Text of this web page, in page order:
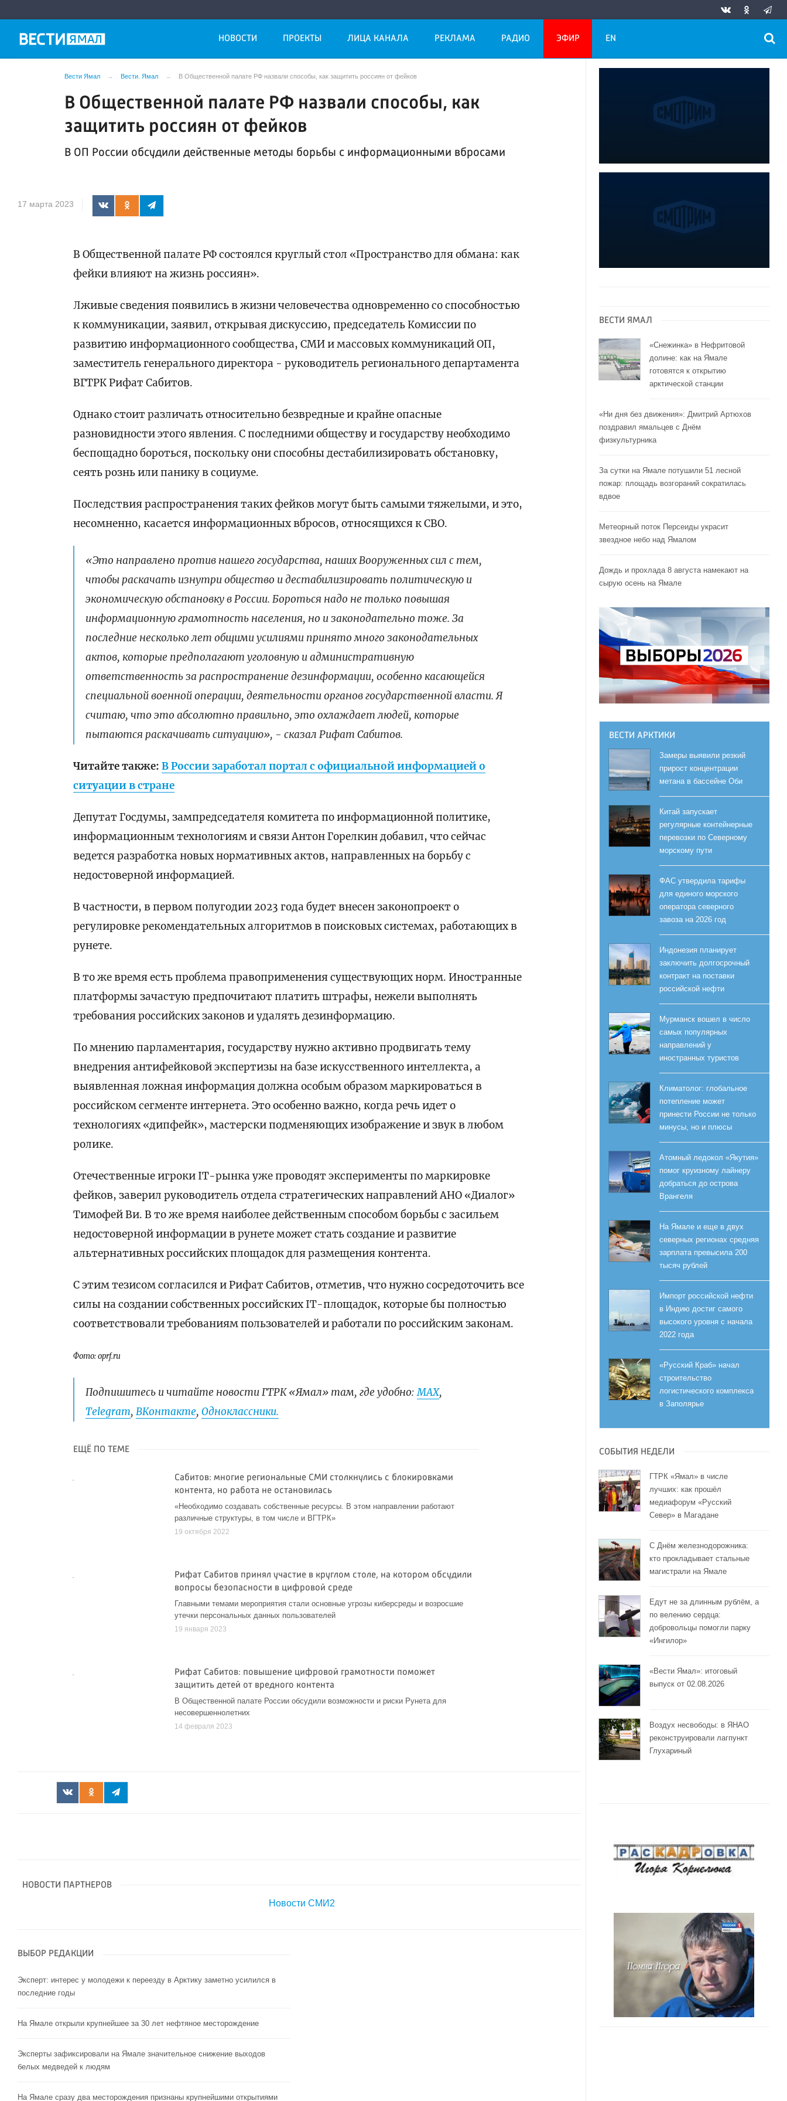
НОВОСТИ ПРОЕКТЫ ЛИЦА КАНАЛА РЕКЛАМА РАДИО ЭФИР EN
Вести Ямал Вести. Ямал В Общественной палате РФ назвали способы, как защитить россиян от фейков
В Общественной палате РФ назвали способы, как
защитить россиян от фейков
В ОП России обсудили действенные методы борьбы с информационными вбросами
17 марта 2023
В Общественной палате РФ состоялся круглый стол «Пространство для обмана: как
фейки влияют на жизнь россиян».
Лживые сведения появились в жизни человечества одновременно со способностью
к коммуникации, заявил, открывая дискуссию, председатель Комиссии по
развитию информационного сообщества, СМИ и массовых коммуникаций ОП,
заместитель генерального директора - руководитель регионального департамента
ВГТРК Рифат Сабитов.
Однако стоит различать относительно безвредные и крайне опасные
разновидности этого явления. С последними обществу и государству необходимо
беспощадно бороться, поскольку они способны дестабилизировать обстановку,
сеять рознь или панику в социуме.
Последствия распространения таких фейков могут быть самыми тяжелыми, и это,
несомненно, касается информационных вбросов, относящихся к СВО.
«Это направлено против нашего государства, наших Вооруженных сил с тем,
чтобы раскачать изнутри общество и дестабилизировать политическую и
экономическую обстановку в России. Бороться надо не только повышая
информационную грамотность населения, но и законодательно тоже. За
последние несколько лет общими усилиями принято много законодательных
актов, которые предполагают уголовную и административную
ответственность за распространение дезинформации, особенно касающейся
специальной военной операции, деятельности органов государственной власти. Я
считаю, что это абсолютно правильно, это охлаждает людей, которые
пытаются раскачивать ситуацию», - сказал Рифат Сабитов.
Читайте также:В России заработал портал с официальной информацией о
ситуации в стране
Депутат Госдумы, зампредседателя комитета по информационной политике,
информационным технологиям и связи Антон Горелкин добавил, что сейчас
ведется разработка новых нормативных актов, направленных на борьбу с
недостоверной информацией.
В частности, в первом полугодии 2023 года будет внесен законопроект о
регулировке рекомендательных алгоритмов в поисковых системах, работающих в
рунете.
В то же время есть проблема правоприменения существующих норм. Иностранные
платформы зачастую предпочитают платить штрафы, нежели выполнять
требования российских законов и удалять дезинформацию.
По мнению парламентария, государству нужно активно продвигать тему
внедрения антифейковой экспертизы на базе искусственного интеллекта, а
выявленная ложная информация должна особым образом маркироваться в
российском сегменте интернета. Это особенно важно, когда речь идет о
технологиях «дипфейк», мастерски подменяющих изображение и звук в любом
ролике.
Отечественные игроки IT-рынка уже проводят эксперименты по маркировке
фейков, заверил руководитель отдела стратегических направлений АНО «Диалог»
Тимофей Ви. В то же время наиболее действенным способом борьбы с засильем
недостоверной информации в рунете может стать создание и развитие
альтернативных российских площадок для размещения контента.
С этим тезисом согласился и Рифат Сабитов, отметив, что нужно сосредоточить все
силы на создании собственных российских IT-площадок, которые бы полностью
соответствовали требованиям пользователей и работали по российским законам.
Фото: oprf.ru
Подпишитесь и читайте новости ГТРК «Ямал» там, где удобно:МАХ,
Telegram,ВКонтакте,Одноклассники.
ЕЩЁ ПО ТЕМЕ
Сабитов: многие региональные СМИ столкнулись с блокировками
контента, но работа не остановилась
«Необходимо создавать собственные ресурсы. В этом направлении работают
различные структуры, в том числе и ВГТРК»
19 октября 2022
Рифат Сабитов принял участие в круглом столе, на котором обсудили
вопросы безопасности в цифровой среде
Главными темами мероприятия стали основные угрозы киберсреды и возросшие
утечки персональных данных пользователей
19 января 2023
Рифат Сабитов: повышение цифровой грамотности поможет
защитить детей от вредного контента
В Общественной палате России обсудили возможности и риски Рунета для
несовершеннолетних
14 февраля 2023
НОВОСТИ ПАРТНЕРОВ
Новости СМИ2
ВЫБОР РЕДАКЦИИ
Эксперт: интерес у молодежи к переезду в Арктику заметно усилился в
последние годы
На Ямале открыли крупнейшее за 30 лет нефтяное месторождение
Эксперты зафиксировали на Ямале значительное снижение выходов
белых медведей к людям
На Ямале сразу два месторождения признаны крупнейшими открытиями
ВЕСТИ ЯМАЛ
«Снежинка» в Нефритовой
долине: как на Ямале
готовятся к открытию
арктической станции
«Ни дня без движения»: Дмитрий Артюхов
поздравил ямальцев с Днём
физкультурника
За сутки на Ямале потушили 51 лесной
пожар: площадь возгораний сократилась
вдвое
Метеорный поток Персеиды украсит
звездное небо над Ямалом
Дождь и прохлада 8 августа намекают на
сырую осень на Ямале
ВЕСТИ АРКТИКИ
Замеры выявили резкий
прирост концентрации
метана в бассейне Оби
Китай запускает
регулярные контейнерные
перевозки по Северному
морскому пути
ФАС утвердила тарифы
для единого морского
оператора северного
завоза на 2026 год
Индонезия планирует
заключить долгосрочный
контракт на поставки
российской нефти
Мурманск вошел в число
самых популярных
направлений у
иностранных туристов
Климатолог: глобальное
потепление может
принести России не только
минусы, но и плюсы
Атомный ледокол «Якутия»
помог круизному лайнеру
добраться до острова
Врангеля
На Ямале и еще в двух
северных регионах средняя
зарплата превысила 200
тысяч рублей
Импорт российской нефти
в Индию достиг самого
высокого уровня с начала
2022 года
«Русский Краб» начал
строительство
логистического комплекса
в Заполярье
СОБЫТИЯ НЕДЕЛИ
ГТРК «Ямал» в числе
лучших: как прошёл
медиафорум «Русский
Север» в Магадане
С Днём железнодорожника:
кто прокладывает стальные
магистрали на Ямале
Едут не за длинным рублём, а
по велению сердца:
добровольцы помогли парку
«Ингилор»
«Вести Ямал»: итоговый
выпуск от 02.08.2026
Воздух несвободы: в ЯНАО
реконструировали лагпункт
Глухариный